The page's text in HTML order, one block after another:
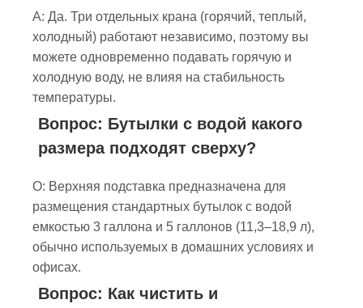
А: Да. Три отдельных крана (горячий, теплый,
холодный) работают независимо, поэтому вы
можете одновременно подавать горячую и
холодную воду, не влияя на стабильность
температуры.
Вопрос: Бутылки с водой какого
размера подходят сверху?
О: Верхняя подставка предназначена для
размещения стандартных бутылок с водой
емкостью 3 галлона и 5 галлонов (11,3–18,9 л),
обычно используемых в домашних условиях и
офисах.
Вопрос: Как чистить и